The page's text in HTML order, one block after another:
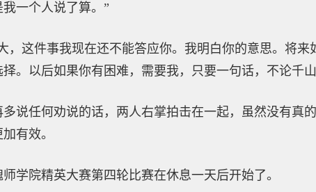
一个人说了算。”
，这件事我现在还不能答应你。我明白你的意思。将
。以后如果你有困难，需要我，只要一句话，不论千
说任何劝说的话，两人右掌拍击在一起，虽然没有真
有效。
学院精英大赛第四轮比赛在休息一天后开始了。